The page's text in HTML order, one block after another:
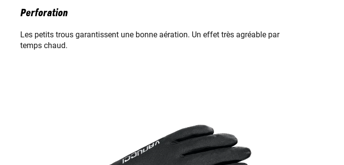
Perforation
Les petits trous garantissent une bonne aération. Un effet très agréable par
temps chaud.